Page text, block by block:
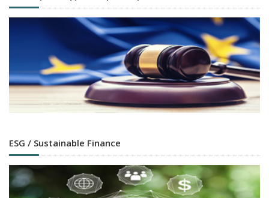
ESG / Sustainable Finance